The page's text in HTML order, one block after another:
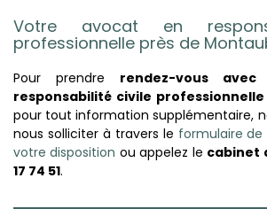
Votre avocat en
professionnelle près de
Pour prendre rendez-vous avec
responsabilité civile
pour tout information supplémentaire,
nous solliciter à travers le formulaire
votre disposition ou appelez le cabinet
17 74 51.